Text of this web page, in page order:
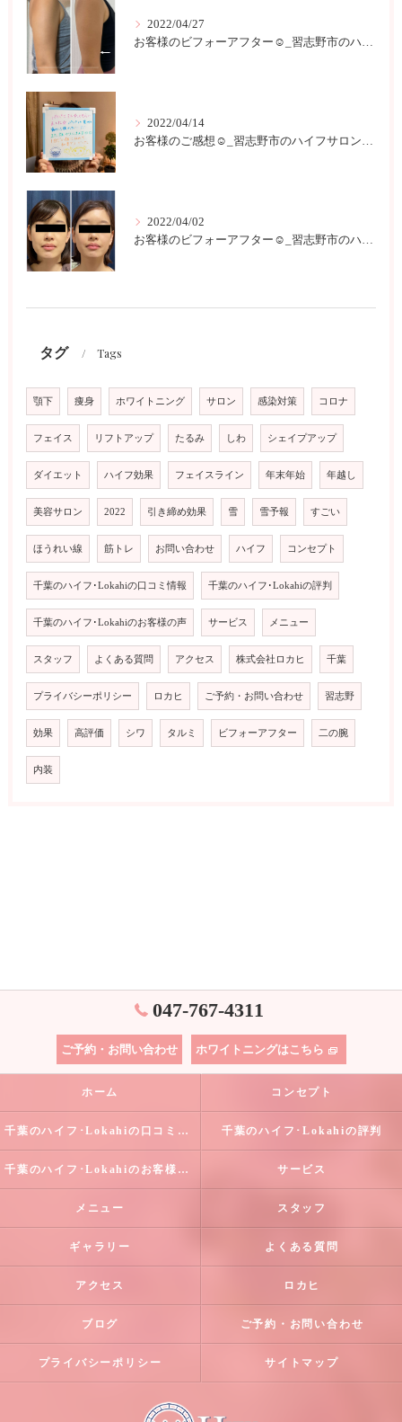
2022/04/27
お客様のビフォーアフター☺︎_習志野市のハイフサロンLokahi
2022/04/14
お客様のご感想☺︎_習志野市のハイフサロンLokahi
2022/04/02
お客様のビフォーアフター☺︎_習志野市のハイフサロンLokahi
タグ Tags
顎下 痩身 ホワイトニング サロン 感染対策 コロナ
フェイス リフトアップ たるみ しわ シェイプアップ
ダイエット ハイフ効果 フェイスライン 年末年始 年越し
美容サロン 2022 引き締め効果 雪 雪予報 すごい
ほうれい線 筋トレ お問い合わせ ハイフ コンセプト
千葉のハイフ･Lokahiの口コミ情報 千葉のハイフ･Lokahiの評判
千葉のハイフ･Lokahiのお客様の声 サービス メニュー
スタッフ よくある質問 アクセス 株式会社ロカヒ 千葉
プライバシーポリシー ロカヒ ご予約・お問い合わせ 習志野
効果 高評価 シワ タルミ ビフォーアフター 二の腕
内装
047-767-4311
ご予約・お問い合わせ ホワイトニングはこちら
ホーム コンセプト
千葉のハイフ･Lokahiの口コミ情報 千葉のハイフ･Lokahiの評判
千葉のハイフ･Lokahiのお客様の声 サービス
メニュー スタッフ
ギャラリー よくある質問
アクセス ロカヒ
ブログ ご予約・お問い合わせ
プライバシーポリシー サイトマップ